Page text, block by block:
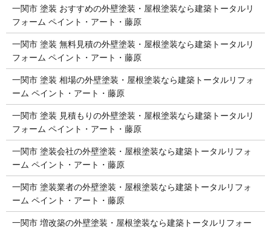
一関市 塗装 おすすめの外壁塗装・屋根塗装なら建築トータルリ
フォーム ペイント・アート・藤原
一関市 塗装 無料見積の外壁塗装・屋根塗装なら建築トータルリ
フォーム ペイント・アート・藤原
一関市 塗装 相場の外壁塗装・屋根塗装なら建築トータルリフォ
ーム ペイント・アート・藤原
一関市 塗装 見積もりの外壁塗装・屋根塗装なら建築トータルリ
フォーム ペイント・アート・藤原
一関市 塗装会社の外壁塗装・屋根塗装なら建築トータルリフォ
ーム ペイント・アート・藤原
一関市 塗装業者の外壁塗装・屋根塗装なら建築トータルリフォ
ーム ペイント・アート・藤原
一関市 増改築の外壁塗装・屋根塗装なら建築トータルリフォー